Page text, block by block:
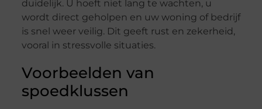
duidelijk. U hoeft niet lang te wachten, u
wordt direct geholpen en uw woning of bedrijf
is snel weer veilig. Dit geeft rust en zekerheid,
vooral in stressvolle situaties.
Voorbeelden van
spoedklussen